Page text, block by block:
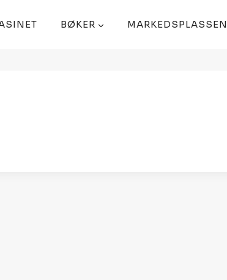
BØKER MARKEDSPLASSEN